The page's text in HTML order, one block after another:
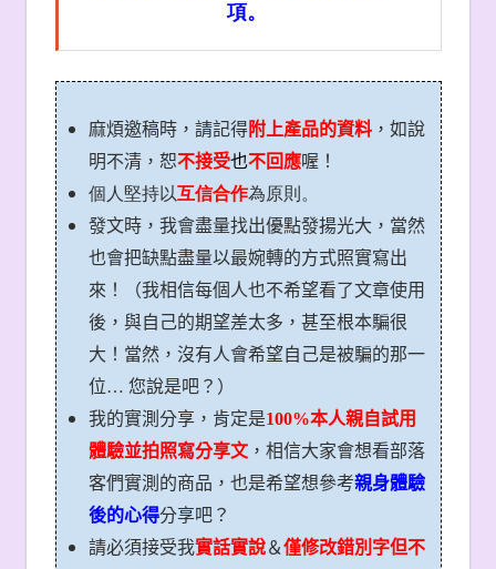
項。
麻煩邀稿時，請記得附上產品的資料 ，如說
明不清，恕不接受也不回應喔！
個人堅持以互信合作為原則。
發文時，我會盡量找出優點發揚光大，當然
也會把缺點盡量以最婉轉的方式照實寫出
來！（我相信每個人也不希望看了文章使用
後，與自己的期望差太多，甚至根本騙很
大！當然，沒有人會希望自己是被騙的那一
位… 您說是吧？）
我的實測分享，肯定是100%本人親自試用
體驗並拍照寫分享文 ，相信大家會想看部落
客們實測的商品，也是希望想參考親身體驗
後的心得分享吧？
請必須接受我實話實說＆僅修改錯別字但不